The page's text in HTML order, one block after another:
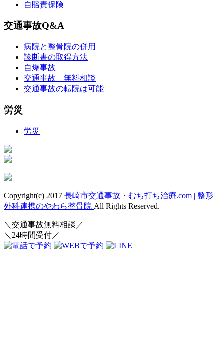
自賠責保険
交通事故Q&A
病院と整骨院の併用
診断書の取得方法
自爆事故
交通事故 無料相談
交通事故の転院は可能
労災
労災
Copyright(c) 2017 長崎市交通事故・むち打ち治療.com | 整形
外科連携のやわら整骨院 All Rights Reserved.
＼交通事故無料相談／
＼24時間受付／